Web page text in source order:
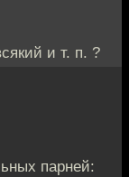
и т. п. ?
парней: